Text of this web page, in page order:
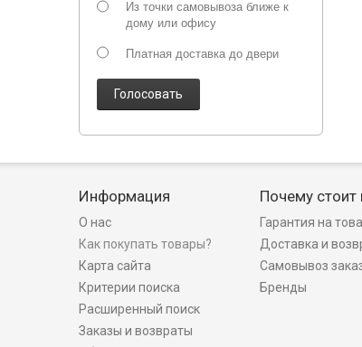
Из точки самовывоза ближе к
дому или офису
Платная доставка до двери
Голосовать
Информация
О нас
Как покупать товары?
Карта сайта
Критерии поиска
Расширенный поиск
Заказы и возвраты
Почему стоит
Гарантия на
Доставка и
Самовывоз
Бренды